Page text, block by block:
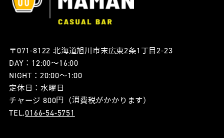
〒071-8122 北海道旭川市末広東2条1丁目2-23
DAY：12:00〜16:00
NIGHT：20:00〜1:00
定休日：水曜日
チャージ 800円（消費税がかかります）
TEL.0166-54-5751